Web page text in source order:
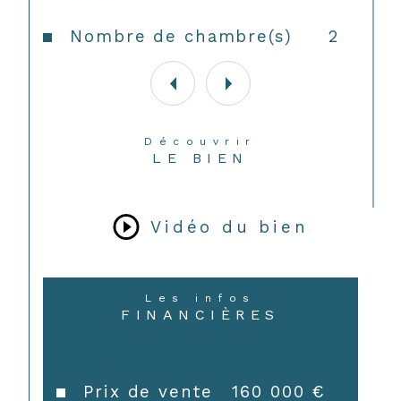
Nombre de chambre(s) 2
Découvrir
LE BIEN
Vidéo du bien
Les infos
FINANCIÈRES
Prix de vente 160 000 €